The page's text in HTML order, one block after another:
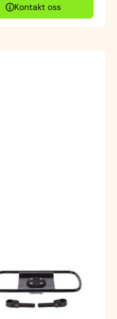
Kontakt oss